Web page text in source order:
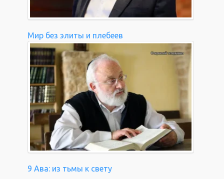
Мир без элиты и плебеев
9 Ава: из тьмы к свету